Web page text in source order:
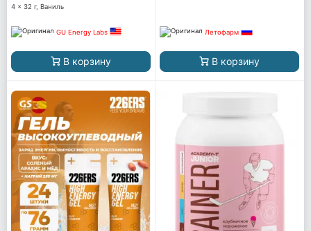
4 x 32 г, Ваниль
GU Energy Labs
В корзину
Летофарм
В корзину